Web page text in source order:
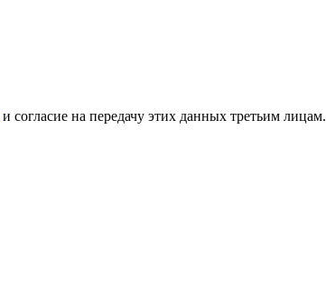
и согласие на передачу этих данных третьим лицам.